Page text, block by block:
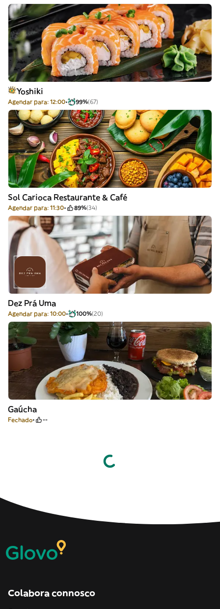
Yoshiki
Agendar para: 12:00 99%(67)
Sol Carioca Restaurante & Café
Agendar para: 11:30 89%(34)
Dez Prá Uma
Agendar para: 10:00 100%(20)
Gaúcha
Fechado --
Colabora connosco